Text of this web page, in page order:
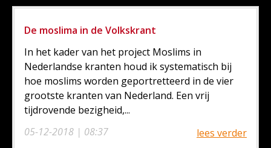
De moslima in de Volkskrant
05-12-2018 | 08:37
In het kader van het project Moslims in
Nederlandse kranten houd ik systematisch bij
hoe moslims worden geportretteerd in de vier
grootste kranten van Nederland. Een vrij
tijdrovende bezigheid,...
lees verder